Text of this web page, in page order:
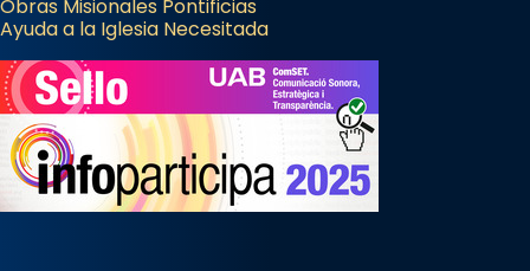
Obras Misionales Pontificias
Ayuda a la Iglesia Necesitada